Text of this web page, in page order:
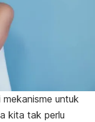
mekanisme untuk
kita tak perlu